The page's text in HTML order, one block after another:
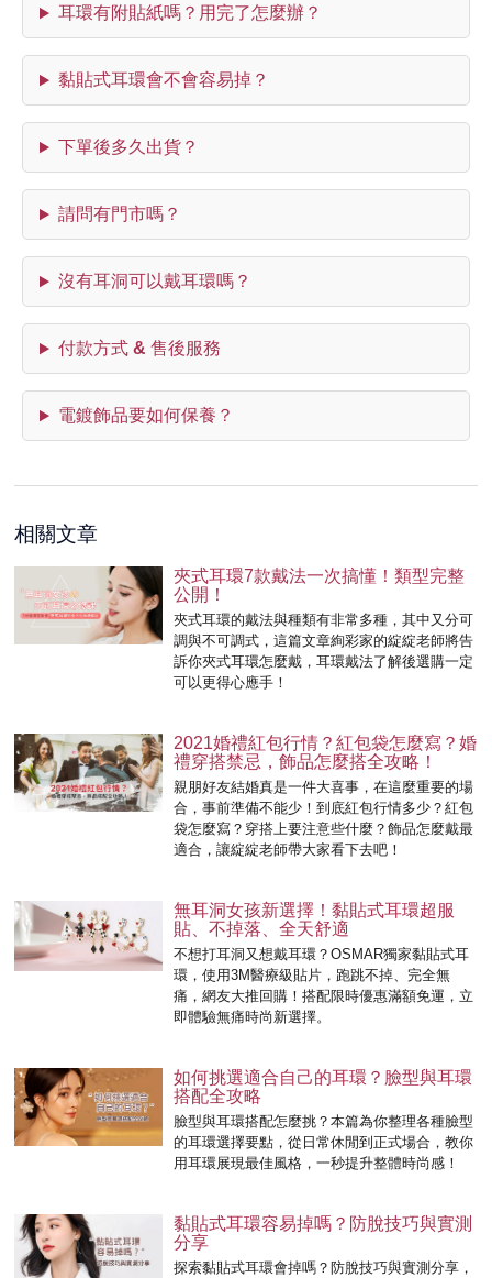
耳環有附貼紙嗎？用完了怎麼辦？
黏貼式耳環會不會容易掉？
下單後多久出貨？
請問有門市嗎？
沒有耳洞可以戴耳環嗎？
付款方式 & 售後服務
電鍍飾品要如何保養？
相關文章
夾式耳環7款戴法一次搞懂！類型完整
公開！
夾式耳環的戴法與種類有非常多種，其中又分可
調與不可調式，這篇文章絢彩家的綻綻老師將告
訴你夾式耳環怎麼戴，耳環戴法了解後選購一定
可以更得心應手！
2021婚禮紅包行情？紅包袋怎麼寫？婚
禮穿搭禁忌，飾品怎麼搭全攻略！
親朋好友結婚真是一件大喜事，在這麼重要的場
合，事前準備不能少！到底紅包行情多少？紅包
袋怎麼寫？穿搭上要注意些什麼？飾品怎麼戴最
適合，讓綻綻老師帶大家看下去吧！
無耳洞女孩新選擇！黏貼式耳環超服
貼、不掉落、全天舒適
不想打耳洞又想戴耳環？OSMAR獨家黏貼式耳
環，使用3M醫療級貼片，跑跳不掉、完全無
痛，網友大推回購！搭配限時優惠滿額免運，立
即體驗無痛時尚新選擇。
如何挑選適合自己的耳環？臉型與耳環
搭配全攻略
臉型與耳環搭配怎麼挑？本篇為你整理各種臉型
的耳環選擇要點，從日常休閒到正式場合，教你
用耳環展現最佳風格，一秒提升整體時尚感！
黏貼式耳環容易掉嗎？防脫技巧與實測
分享
探索黏貼式耳環會掉嗎？防脫技巧與實測分享，